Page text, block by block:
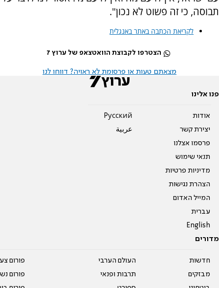
תבוסה, כי זה פשוט לא נכון".
לקריאת הכתבה באתר באנגלית
הצטרפו לקבוצת הוואטצאפ של ערוץ 7
מצאתם טעות או פרסומת לא ראויה? דווחו לנו
פנו אלינו
אודות
יצירת קשר
פרסמו אצלנו
תנאי שימוש
מדיניות פרטיות
הצהרת נגישות
המייל האדום
עברית
English
Pусский
عربية
מדורים
חדשות
מבזקים
העולם הערבי
תרבות ופנאי
פורום
פורום